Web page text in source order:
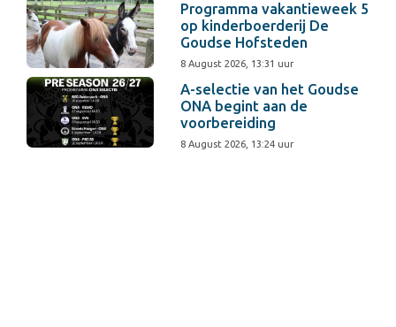
Programma vakantieweek 5
op kinderboerderij De
Goudse Hofsteden
8 August 2026, 13:31 uur
A-selectie van het Goudse
ONA begint aan de
voorbereiding
8 August 2026, 13:24 uur